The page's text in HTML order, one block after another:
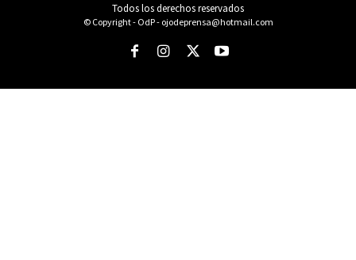
Todos los derechos reservados
© Copyright - OdP - ojodeprensa@hotmail.com